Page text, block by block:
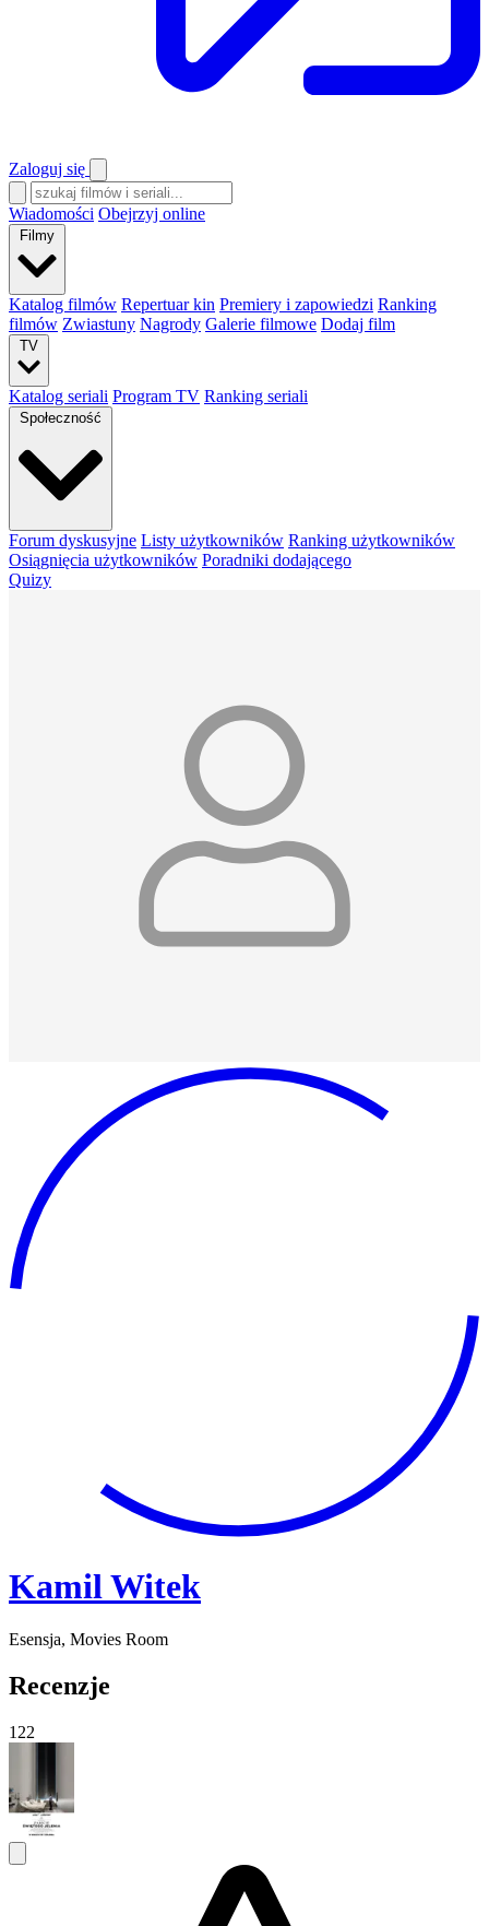
Zaloguj się
Wiadomości Obejrzyj online
Filmy
Katalog filmów Repertuar kin Premiery i zapowiedzi Ranking
filmów Zwiastuny Nagrody Galerie filmowe Dodaj film
TV
Katalog seriali Program TV Ranking seriali
Społeczność
Forum dyskusyjne Listy użytkowników Ranking użytkowników
Osiągnięcia użytkowników Poradniki dodającego
Quizy
Kamil Witek
Esensja, Movies Room
Recenzje
122